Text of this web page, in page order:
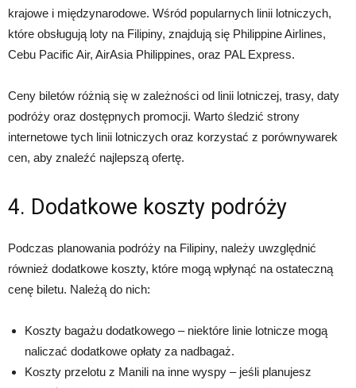
krajowe i międzynarodowe. Wśród popularnych linii lotniczych,
które obsługują loty na Filipiny, znajdują się Philippine Airlines,
Cebu Pacific Air, AirAsia Philippines, oraz PAL Express.
Ceny biletów różnią się w zależności od linii lotniczej, trasy, daty
podróży oraz dostępnych promocji. Warto śledzić strony
internetowe tych linii lotniczych oraz korzystać z porównywarek
cen, aby znaleźć najlepszą ofertę.
4. Dodatkowe koszty podróży
Podczas planowania podróży na Filipiny, należy uwzględnić
również dodatkowe koszty, które mogą wpłynąć na ostateczną
cenę biletu. Należą do nich:
Koszty bagażu dodatkowego – niektóre linie lotnicze mogą
naliczać dodatkowe opłaty za nadbagaż.
Koszty przelotu z Manili na inne wyspy – jeśli planujesz